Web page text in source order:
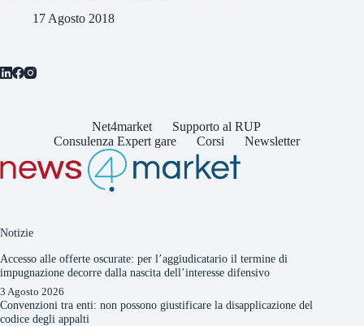
17 Agosto 2018
Net4market
Supporto al RUP
Consulenza Expert gare
Corsi Newsletter
Notizie
Accesso alle offerte oscurate: per l’aggiudicatario il termine di
impugnazione decorre dalla nascita dell’interesse difensivo
3 Agosto 2026
Convenzioni tra enti: non possono giustificare la disapplicazione del
codice degli appalti